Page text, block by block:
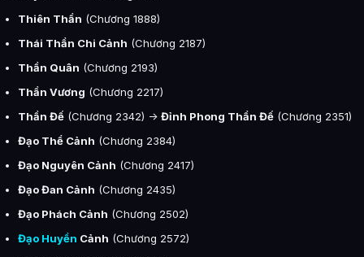
Thiên Thần (Chương 1888)
Thái Thần Chi Cảnh (Chương 2187)
Thần Quân (Chương 2193)
Thần Vương (Chương 2217)
Thần Đế (Chương 2342) -> Đỉnh Phong Thần Đế (Chương 2351)
Đạo Thể Cảnh (Chương 2384)
Đạo Nguyên Cảnh (Chương 2417)
Đạo Đan Cảnh (Chương 2435)
Đạo Phách Cảnh (Chương 2502)
Đạo Huyền Cảnh (Chương 2572)